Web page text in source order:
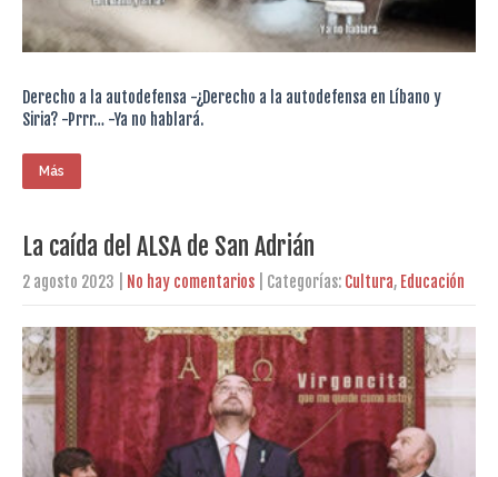
Derecho a la autodefensa -¿Derecho a la autodefensa en Líbano y
Siria? -Prrr… -Ya no hablará.
Más
La caída del ALSA de San Adrián
2 agosto 2023 No hay comentarios | Categorías: Cultura, Educación